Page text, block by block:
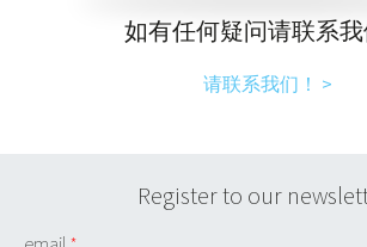
如有任何疑问请联系我
请联系我们！ >
Register to our